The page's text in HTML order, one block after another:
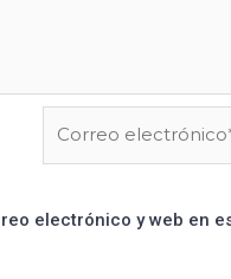
electrónico y web en